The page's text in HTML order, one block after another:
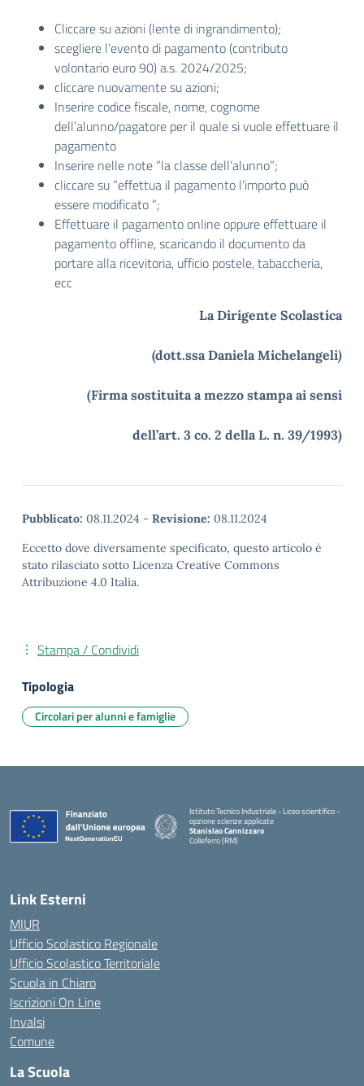
Cliccare su azioni (lente di ingrandimento);
scegliere l’evento di pagamento (contributo
volontario euro 90) a.s. 2024/2025;
cliccare nuovamente su azioni;
Inserire codice fiscale, nome, cognome
dell’alunno/pagatore per il quale si vuole effettuare il
pagamento
Inserire nelle note “la classe dell’alunno”;
cliccare su “effettua il pagamento l’importo può
essere modificato ”;
Effettuare il pagamento online oppure effettuare il
pagamento offline, scaricando il documento da
portare alla ricevitoria, ufficio postele, tabaccheria,
ecc
La Dirigente Scolastica
(dott.ssa Daniela Michelangeli)
(Firma sostituita a mezzo stampa ai sensi
dell’art. 3 co. 2 della L. n. 39/1993)
Pubblicato: 08.11.2024 - Revisione: 08.11.2024
Eccetto dove diversamente specificato, questo articolo è
stato rilasciato sotto Licenza Creative Commons
Attribuzione 4.0 Italia.
Stampa / Condividi
Tipologia
Circolari per alunni e famiglie
Istituto Tecnico Industriale - Liceo scientifico -
opzione scienze applicate
Stanislao Cannizzaro
Colleferro (RM)
Link Esterni
MIUR
Ufficio Scolastico Regionale
Ufficio Scolastico Territoriale
Scuola in Chiaro
Iscrizioni On Line
Invalsi
Comune
La Scuola